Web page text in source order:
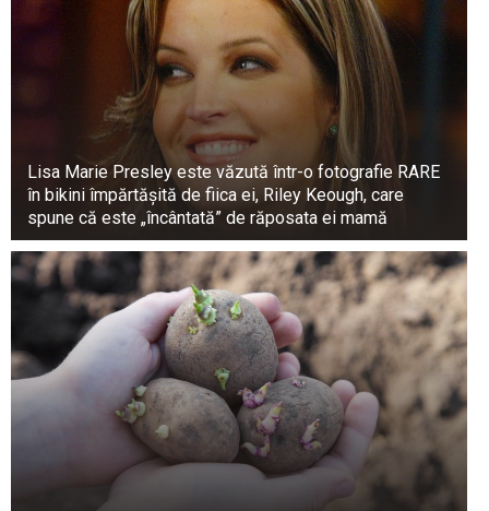
Lisa Marie Presley este văzută într-o fotografie RARE
în bikini împărtășită de fiica ei, Riley Keough, care
spune că este „încântată” de răposata ei mamă